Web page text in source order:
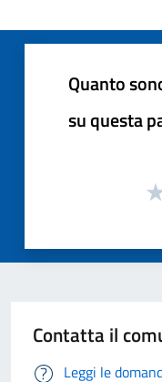
Quanto
su questa
Contatta il
Leggi le